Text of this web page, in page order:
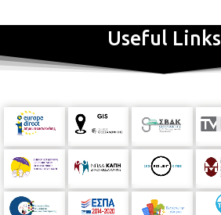
Useful Links